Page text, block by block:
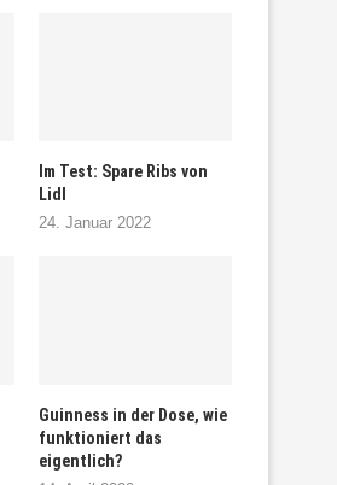
Im Test: Spare Ribs von
Lidl
24. Januar 2022
Guinness in der Dose, wie
funktioniert das
eigentlich?